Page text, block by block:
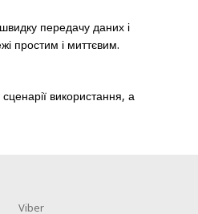
передачу даних і
простим і миттєвим.
використання, а
Viber